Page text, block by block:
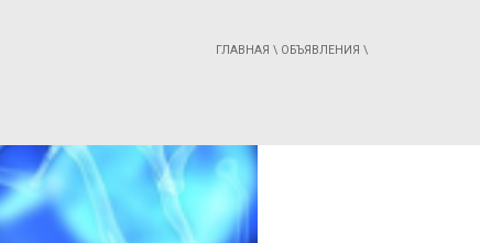
ГЛАВНАЯ \ ОБЪЯВЛЕНИЯ \